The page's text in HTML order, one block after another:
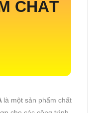
CHẤT
là một sản phẩm chất